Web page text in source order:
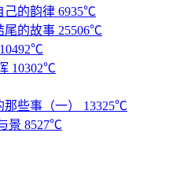
己的韵律 6935℃
尾的故事 25506℃
10492℃
10302℃
些事（一） 13325℃
景 8527℃